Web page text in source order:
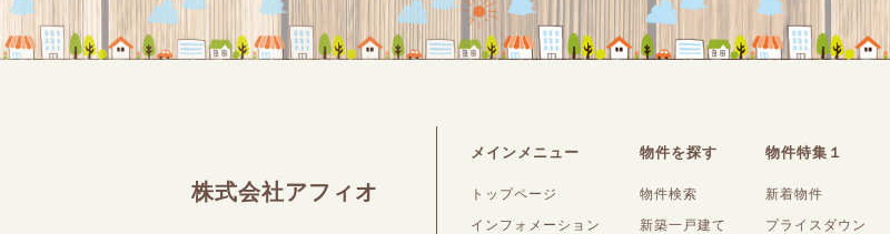
株式会社アフィオ
メインメニュー
トップページ
インフォメーション
物件を探す
物件検索
新築一戸建て
物件特集１
新着物件
プライスダウン